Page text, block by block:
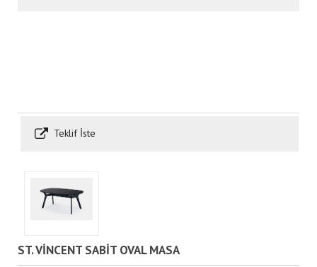
Teklif İste
ST. VİNCENT SABİT OVAL MASA